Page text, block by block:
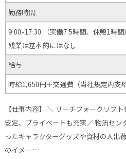
勤務時間
9:00-17:30 （実働7.5時間、休憩1時間）
残業は基本的にはなし
給与
時給1,650円＋交通費（当社規定内支給
【仕事内容】 ＼ リーチフォークリフ
安定、プライベートも充実／ 物流セン
ったキャラクターグッズや資材の入出
のイメー…